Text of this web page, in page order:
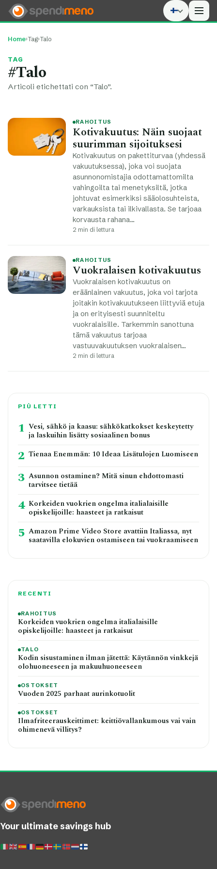
Home›Tag›Talo
TAG
#Talo
Articoli etichettati con “Talo”.
RAHOITUS
Kotivakuutus: Näin suojaat
suurimman sijoituksesi
Kotivakuutus on pakettiturvaa (yhdessä
vakuutuksessa), joka voi suojata
asunnonomistajia odottamattomilta
vahingoilta tai menetyksiltä, jotka
johtuvat esimerkiksi sääolosuhteista,
varkauksista tai ilkivallasta. Se tarjoaa
korvausta rahana…
2 min di lettura
RAHOITUS
Vuokralaisen kotivakuutus
Vuokralaisen kotivakuutus on
eräänlainen vakuutus, joka voi tarjota
joitakin kotivakuutukseen liittyviä etuja
ja on erityisesti suunniteltu
vuokralaisille. Tarkemmin sanottuna
tämä vakuutus tarjoaa
vastuuvakuutuksen vuokralaisen…
2 min di lettura
PIÙ LETTI
1 Vesi, sähkö ja kaasu: sähkökatkokset keskeytetty
ja laskuihin lisätty sosiaalinen bonus
2 Tienaa Enemmän: 10 Ideaa Lisätulojen Luomiseen
3 Asunnon ostaminen? Mitä sinun ehdottomasti
tarvitsee tietää
4 Korkeiden vuokrien ongelma italialaisille
opiskelijoille: haasteet ja ratkaisut
5 Amazon Prime Video Store avattiin Italiassa, nyt
saatavilla elokuvien ostamiseen tai vuokraamiseen
RECENTI
RAHOITUS
Korkeiden vuokrien ongelma italialaisille
opiskelijoille: haasteet ja ratkaisut
TALO
Kodin sisustaminen ilman jätettä: Käytännön vinkkejä
olohuoneeseen ja makuuhuoneeseen
OSTOKSET
Vuoden 2025 parhaat aurinkotuolit
OSTOKSET
Ilmafriteerauskeittimet: keittiövallankumous vai vain
ohimenevä villitys?
Your ultimate savings hub